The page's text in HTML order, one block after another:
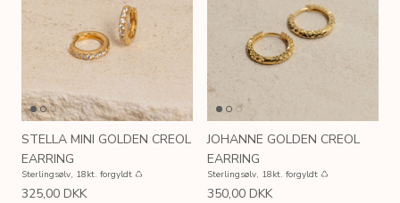
STELLA MINI GOLDEN CREOL
EARRING
Sterlingsølv, 18kt. forgyldt ♺
325,00 DKK
JOHANNE GOLDEN CREOL
EARRING
Sterlingsølv, 18kt. forgyldt ♺
350,00 DKK